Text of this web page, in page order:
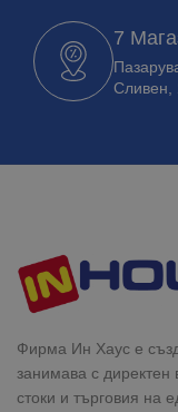
7
Сливен,
Фирма Ин Хаус е
занимава с
стоки и търговия на